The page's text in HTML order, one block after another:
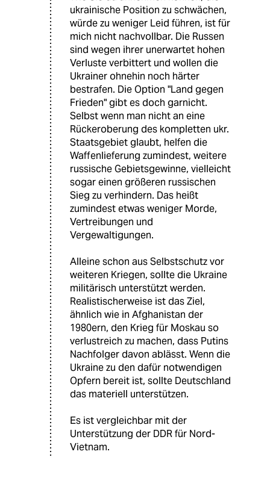
ukrainische Position zu schwächen,
würde zu weniger Leid führen, ist für
mich nicht nachvollbar. Die Russen
sind wegen ihrer unerwartet hohen
Verluste verbittert und wollen die
Ukrainer ohnehin noch härter
bestrafen. Die Option "Land gegen
Frieden" gibt es doch garnicht.
Selbst wenn man nicht an eine
Rückeroberung des kompletten ukr.
Staatsgebiet glaubt, helfen die
Waffenlieferung zumindest, weitere
russische Gebietsgewinne, vielleicht
sogar einen größeren russischen
Sieg zu verhindern. Das heißt
zumindest etwas weniger Morde,
Vertreibungen und
Vergewaltigungen.
Alleine schon aus Selbstschutz vor
weiteren Kriegen, sollte die Ukraine
militärisch unterstützt werden.
Realistischerweise ist das Ziel,
ähnlich wie in Afghanistan der
1980ern, den Krieg für Moskau so
verlustreich zu machen, dass Putins
Nachfolger davon ablässt. Wenn die
Ukraine zu den dafür notwendigen
Opfern bereit ist, sollte Deutschland
das materiell unterstützen.
Es ist vergleichbar mit der
Unterstützung der DDR für Nord-
Vietnam.